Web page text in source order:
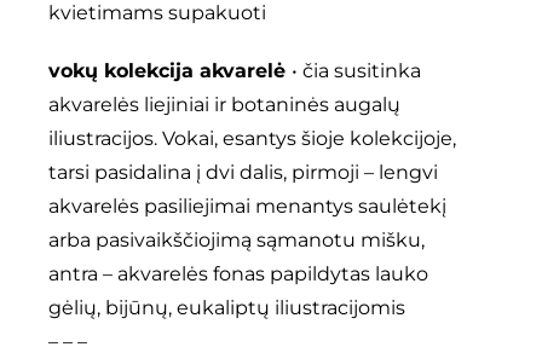
kvietimams supakuoti
vokų kolekcija akvarelė • čia susitinka
akvarelės liejiniai ir botaninės augalų
iliustracijos. Vokai, esantys šioje kolekcijoje,
tarsi pasidalina į dvi dalis, pirmoji – lengvi
akvarelės pasiliejimai menantys saulėtekį
arba pasivaikščiojimą sąmanotu mišku,
antra – akvarelės fonas papildytas lauko
gėlių, bijūnų, eukaliptų iliustracijomis
– – –